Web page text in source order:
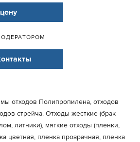
отходов Полипропилена, отходов
стрейча. Отходы жесткие (брак
литники), мягкие отходы (пленки,
цветная, пленка прозрачная, пленка